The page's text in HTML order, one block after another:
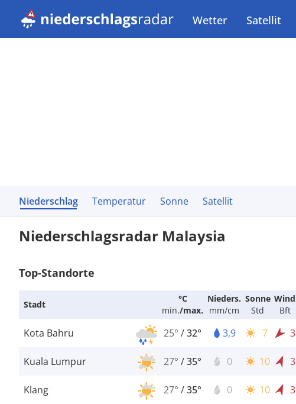
Wetter Satellit
Niederschlag Temperatur Sonne Satellit
Niederschlagsradar Malaysia
Top-Standorte
Stadt
°C
min./max.
Nieders.
mm/cm
Sonne
Std
Wind
Bft
Kota Bahru 25° /32° 3,9 7 3
Kuala Lumpur 27° /35° 0 10 3
Klang 27° /35° 0 10 3